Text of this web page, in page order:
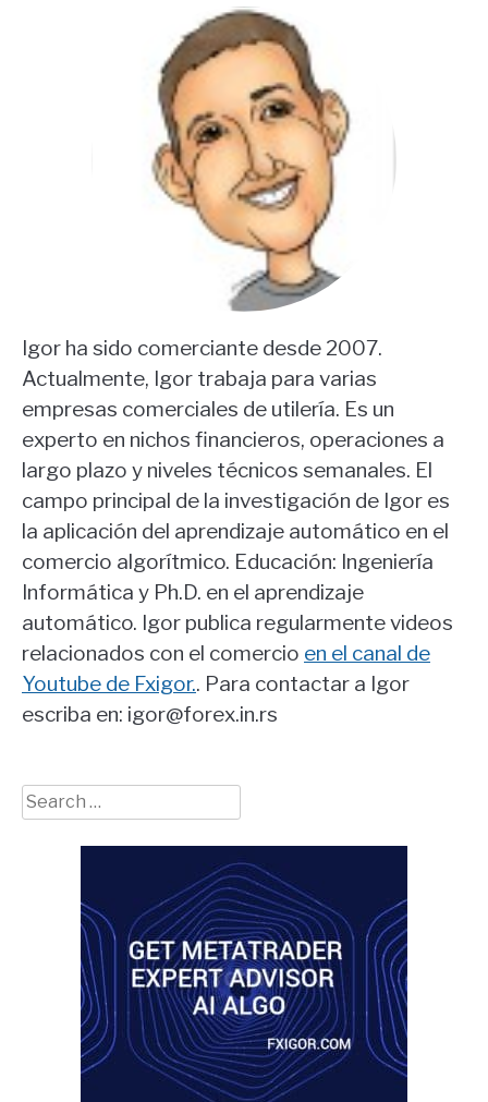
Igor ha sido comerciante desde 2007.
Actualmente, Igor trabaja para varias
empresas comerciales de utilería. Es un
experto en nichos financieros, operaciones a
largo plazo y niveles técnicos semanales. El
campo principal de la investigación de Igor es
la aplicación del aprendizaje automático en el
comercio algorítmico. Educación: Ingeniería
Informática y Ph.D. en el aprendizaje
automático. Igor publica regularmente videos
relacionados con el comercio en el canal de
Youtube de Fxigor.. Para contactar a Igor
escriba en: igor@forex.in.rs
Search
for: